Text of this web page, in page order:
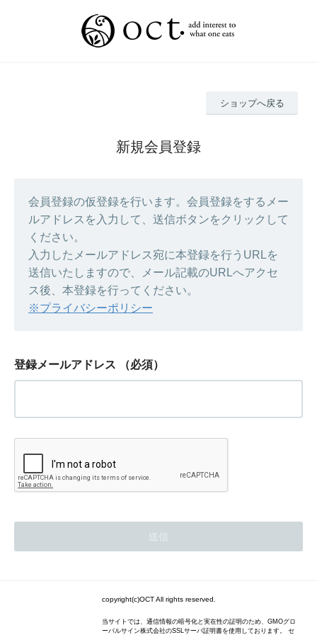
ショップへ戻る
新規会員登録
会員登録の仮登録を行います。会員登録をするメー
ルアドレスを入力して、送信ボタンをクリックして
ください。
入力したメールアドレス宛に本登録を行うURLを
送信いたしますので、メール記載のURLへアクセ
ス後、本登録を行ってください。
※プライバシーポリシー
登録メールアドレス （必須）
copyright(c)OCT All rights reserved.
当サイトでは、通信情報の暗号化と実在性の証明のため、GMOグロ
ーバルサイン株式会社のSSLサーバ証明書を使用しております。 セ